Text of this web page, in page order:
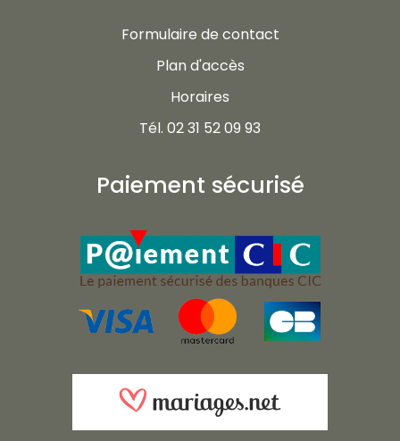
Formulaire de contact
Plan d'accès
Horaires
Tél. 02 31 52 09 93
Paiement sécurisé